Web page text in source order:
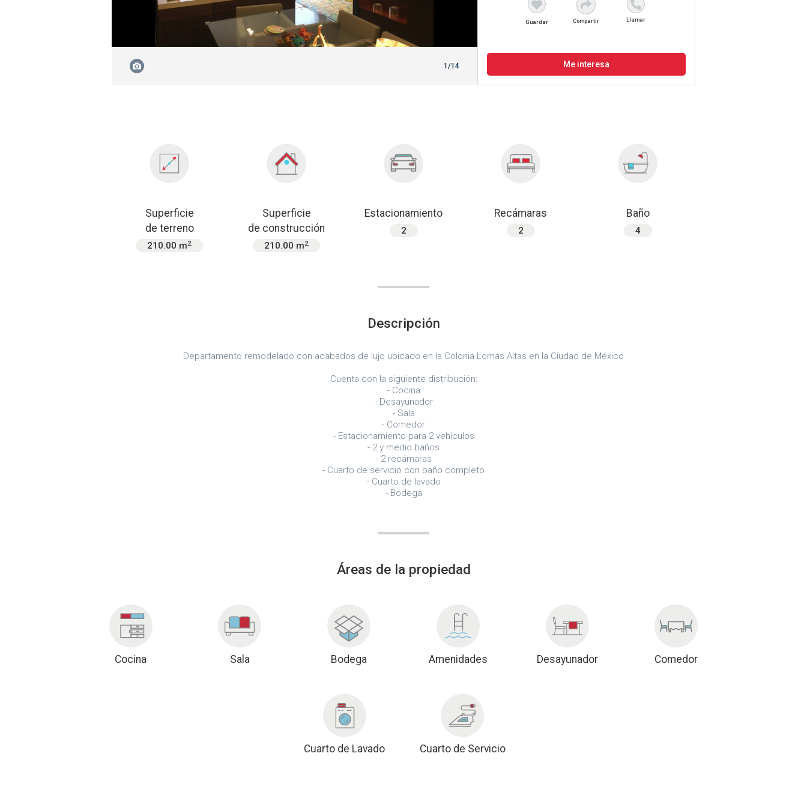
1/14
Guardar Compartir Llamar
Me interesa
Superficie
de terreno
210.00 m2
Superficie
de construcción
210.00 m2
Estacionamiento
2
Recámaras
2
Baño
4
Descripción
Departamento remodelado con acabados de lujo ubicado en la Colonia Lomas Altas en la Ciudad de México
Cuenta con la siguiente distribución:
- Cocina
- Desayunador
- Sala
- Comedor
- Estacionamiento para 2 vehículos
- 2 y medio baños
- 2 recámaras
- Cuarto de servicio con baño completo
- Cuarto de lavado
- Bodega
Áreas de la propiedad
Cocina Sala Bodega Amenidades Desayunador Comedor
Cuarto de Lavado Cuarto de Servicio